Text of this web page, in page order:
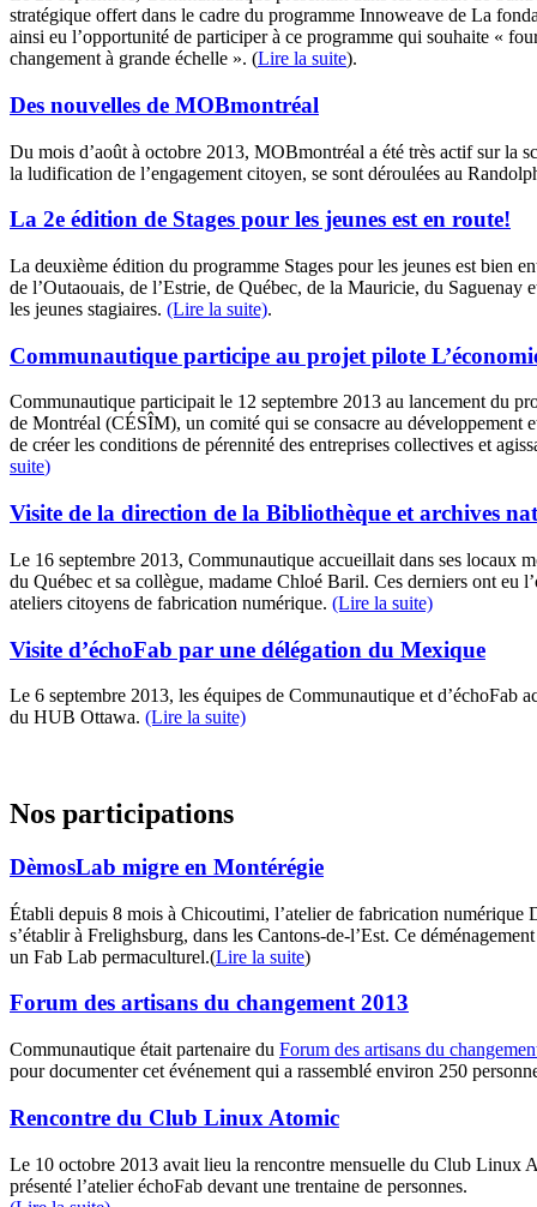
stratégique offert dans le cadre du programme Innoweave de La
ainsi eu l’opportunité de participer à ce programme qui souhaite «
changement à grande échelle ». (Lire la suite).
Des nouvelles de MOBmontréal
Du mois d’août à octobre 2013, MOBmontréal a été très actif sur la
la ludification de l’engagement citoyen, se sont déroulées au
La 2e édition de Stages pour les jeunes est en route!
La deuxième édition du programme Stages pour les jeunes est bien
de l’Outaouais, de l’Estrie, de Québec, de la Mauricie, du
les jeunes stagiaires. (Lire la suite).
Communautique participe au projet pilote
Communautique participait le 12 septembre 2013 au lancement du
de Montréal (CÉSÎM), un comité qui se consacre au développement
de créer les conditions de pérennité des entreprises collectives et
suite)
Visite de la direction de la Bibliothèque et archives
Le 16 septembre 2013, Communautique accueillait dans ses locaux
du Québec et sa collègue, madame Chloé Baril. Ces derniers ont eu
ateliers citoyens de fabrication numérique. (Lire la suite)
Visite d’échoFab par une délégation du Mexique
Le 6 septembre 2013, les équipes de Communautique et
du HUB Ottawa. (Lire la suite)
Nos participations
DèmosLab migre en Montérégie
Établi depuis 8 mois à Chicoutimi, l’atelier de fabrication numérique
s’établir à Frelighsburg, dans les Cantons-de-l’Est. Ce
un Fab Lab permaculturel.(Lire la suite)
Forum des artisans du changement 2013
Communautique était partenaire du Forum des artisans du
pour documenter cet événement qui a rassemblé environ 250
Rencontre du Club Linux Atomic
Le 10 octobre 2013 avait lieu la rencontre mensuelle du Club Linux
présenté l’atelier échoFab devant une trentaine de personnes.